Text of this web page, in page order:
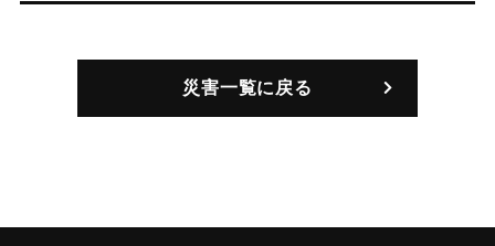
災害一覧に戻る